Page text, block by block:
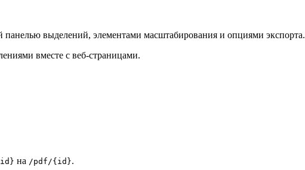
выделений, элементами масштабирования и опциями экспорта.
вместе с веб-страницами.
на /pdf/{id}.